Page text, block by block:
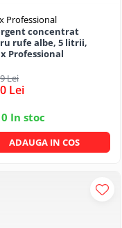
Professional
concentrat
rufe albe, 5 litrii,
Professional
Lei
Lei
In stoc
ADAUGA IN COS